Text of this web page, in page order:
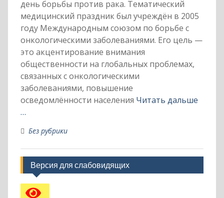
день борьбы против рака. Тематический
медицинский праздник был учреждён в 2005
году Международным союзом по борьбе с
онкологическими заболеваниями. Его цель —
это акцентирование внимания
общественности на глобальных проблемах,
связанных с онкологическими
заболеваниями, повышение
осведомлённости населения Читать дальше
…
Без рубрики
Версия для слабовидящих